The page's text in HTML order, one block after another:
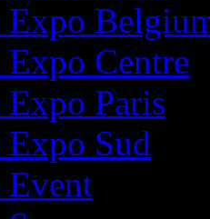
Expo
Expo Centre
Expo Paris
Expo Sud
Event